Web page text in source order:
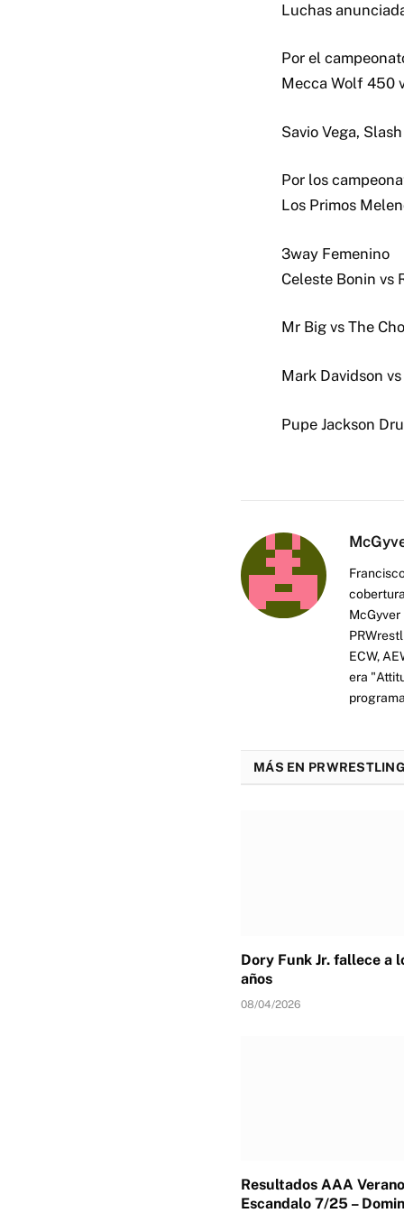
Luchas
Por el
Mecca Wolf 450
Savio Vega,
Por los
Los Primos
3way Femenino
Celeste Bonin vs
Mr Big vs The
Mark Davidson
Pupe Jackson
ECW,
era
MÁS EN
Dory Funk Jr. fallece a
años
08/04/2026
Resultados AAA
Escandalo 7/25 –